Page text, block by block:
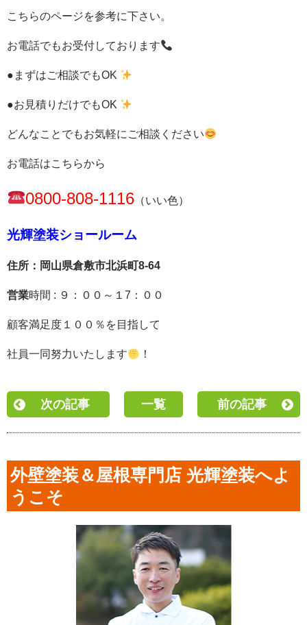
こちらのページを参考に下さい。
お電話でもお受付しております
●まずはご相談でもOK
●お見積りだけでもOK
どんなことでもお気軽にご相談ください
お電話はこちらから
0800-808-1116 （いい色）
光輝塗装ショールーム
住所：岡山県倉敷市北浜町8-64
営業時間 : ９：００～１7：００
顧客満足度１００％を目指して
社員一同努力いたし ます ！
次の記事 一覧 前の記事
外壁塗装＆屋根専門店 光輝塗装へよ
うこそ